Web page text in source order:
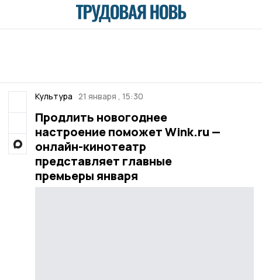
Культура 21 января , 15:30
Продлить новогоднее
настроение поможет Wink.ru —
онлайн-кинотеатр
представляет главные
премьеры января